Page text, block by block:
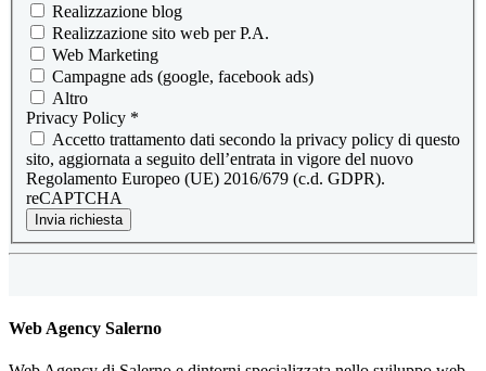
Realizzazione blog
Realizzazione sito web per P.A.
Web Marketing
Campagne ads (google, facebook ads)
Altro
Privacy Policy *
Accetto trattamento dati secondo la privacy policy di questo
sito, aggiornata a seguito dell’entrata in vigore del nuovo
Regolamento Europeo (UE) 2016/679 (c.d. GDPR).
reCAPTCHA
Invia richiesta
Web Agency Salerno